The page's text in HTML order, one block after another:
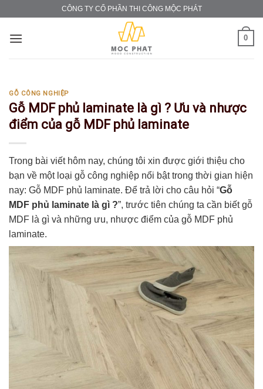
content
CÔNG TY CỔ PHẦN THI CÔNG MỘC PHÁT
0
GỖ CÔNG NGHIỆP
Gỗ MDF phủ laminate là gì ? Ưu và nhược
điểm của gỗ MDF phủ laminate
Trong bài viết hôm nay, chúng tôi xin được giới thiệu cho
bạn về một loại gỗ công nghiệp nổi bật trong thời gian hiện
nay: Gỗ MDF phủ laminate. Để trả lời cho câu hỏi “Gỗ
MDF phủ laminate là gì ?”, trước tiên chúng ta cần biết gỗ
MDF là gì và những ưu, nhược điểm của gỗ MDF phủ
laminate.